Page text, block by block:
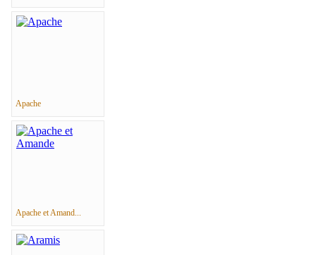
Apache
Apache et Amand...